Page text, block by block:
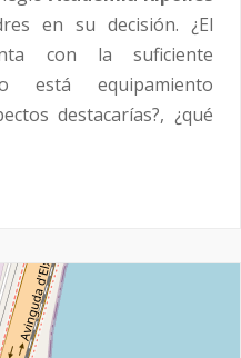
en su decisión. ¿El
con la suficiente
está equipamiento
destacarías?, ¿qué